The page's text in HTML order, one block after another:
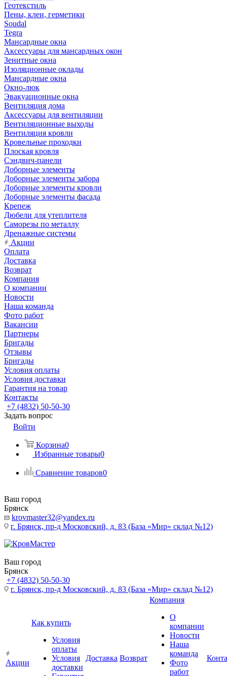
Геотекстиль
Пены, клеи, герметики
Soudal
Tegra
Мансардные окна
Аксессуары для мансардных окон
Зенитные окна
Изоляционные оклады
Мансардные окна
Окно-люк
Эвакуационные окна
Вентиляция дома
Аксессуары для вентиляции
Вентиляционные выходы
Вентиляция кровли
Кровельные проходки
Плоская кровля
Сэндвич-панели
Доборные элементы
Доборные элементы забора
Доборные элементы кровли
Доборные элементы фасада
Крепеж
Дюбели для утеплителя
Саморезы по металлу
Дренажные системы
Акции
Оплата
Доставка
Возврат
Компания
О компании
Новости
Наша команда
Фото работ
Вакансии
Партнеры
Бригады
Отзывы
Бригады
Условия оплаты
Условия доставки
Гарантия на товар
Контакты
+7 (4832) 50-50-30
Задать вопрос
Войти
Корзина0
Избранные товары0
Сравнение товаров0
Ваш город
Брянск
krovmaster32@yandex.ru
г. Брянск, пр-д Московский, д. 83 (База «Мир» склад №12)
Ваш город
Брянск
+7 (4832) 50-50-30
г. Брянск, пр-д Московский, д. 83 (База «Мир» склад №12)
Акции
Как купить
Условия
оплаты
Условия
доставки
Доставка Возврат
Компания
О
компании
Новости
Наша
команда
Фото
работ